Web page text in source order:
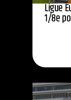
Ligue
1/8e